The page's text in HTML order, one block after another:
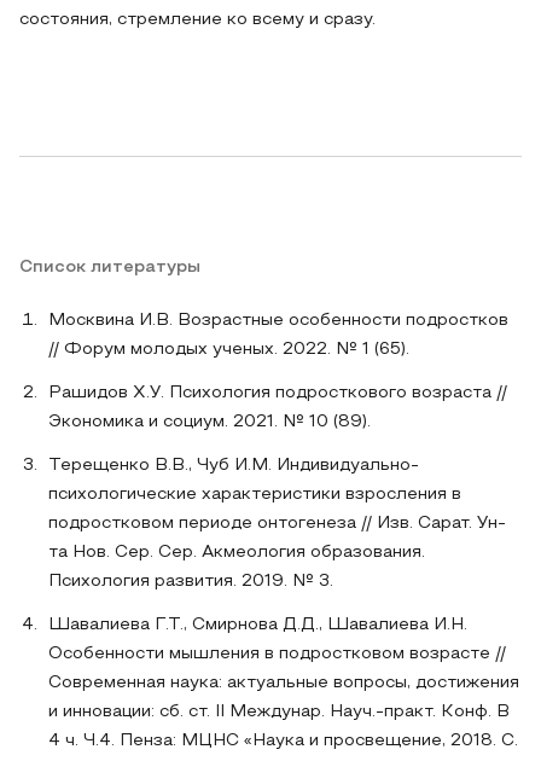
состояния, стремление ко всему и сразу.
Список литературы
Москвина И.В. Возрастные особенности подростков
// Форум молодых ученых. 2022. № 1 (65).
Рашидов Х.У. Психология подросткового возраста //
Экономика и социум. 2021. № 10 (89).
Терещенко В.В., Чуб И.М. Индивидуально-
психологические характеристики взросления в
подростковом периоде онтогенеза // Изв. Сарат. Ун-
та Нов. Сер. Сер. Акмеология образования.
Психология развития. 2019. № 3.
Шавалиева Г.Т., Смирнова Д.Д., Шавалиева И.Н.
Особенности мышления в подростковом возрасте //
Современная наука: актуальные вопросы, достижения
и инновации: сб. ст. II Междунар. Науч.-практ. Конф. В
4 ч. Ч.4. Пенза: МЦНС «Наука и просвещение, 2018. С.